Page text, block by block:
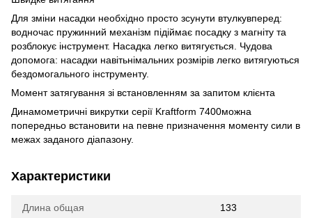
Для зміни насадки необхідно просто зсунути втулкувперед:
водночас пружинний механізм підіймає посадку з магніту та
розблокує інструмент. Насадка легко витягується. Чудова
допомога: насадки навітьнімальних розмірів легко витягуються
бездомогального інструменту.
Момент затягування зі встановленням за запитом клієнта
Динамометричні викрутки серії Kraftform 7400можна
попередньо встановити на певне призначення моменту сили в
межах заданого діапазону.
Характеристики
Длина общая 133